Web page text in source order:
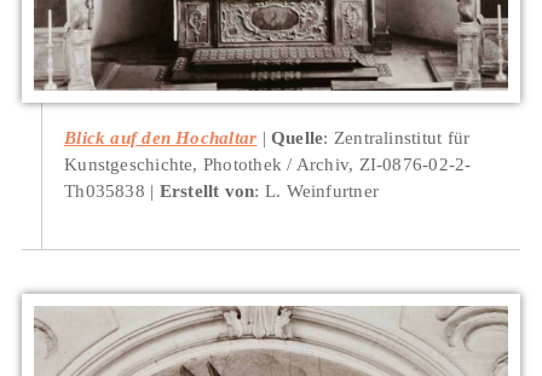
Blick auf den Hochaltar Quelle: Zentralinstitut für
Kunstgeschichte, Photothek / Archiv, ZI-0876-02-2-
Th035838
Erstellt von: L. Weinfurtner